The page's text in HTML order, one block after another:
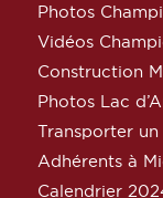
Photos
Vidéos
Construction
Photos Lac
Transporter un
Adhérents à
Calendrier